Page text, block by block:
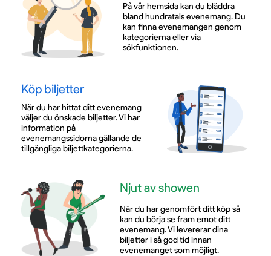
På vår hemsida kan du bläddra
bland hundratals evenemang. Du
kan finna evenemangen genom
kategorierna eller via
sökfunktionen.
Köp biljetter
När du har hittat ditt evenemang
väljer du önskade biljetter. Vi har
information på
evenemangssidorna gällande de
tillgängliga biljettkategorierna.
Njut av showen
När du har genomfört ditt köp så
kan du börja se fram emot ditt
evenemang. Vi levererar dina
biljetter i så god tid innan
evenemanget som möjligt.